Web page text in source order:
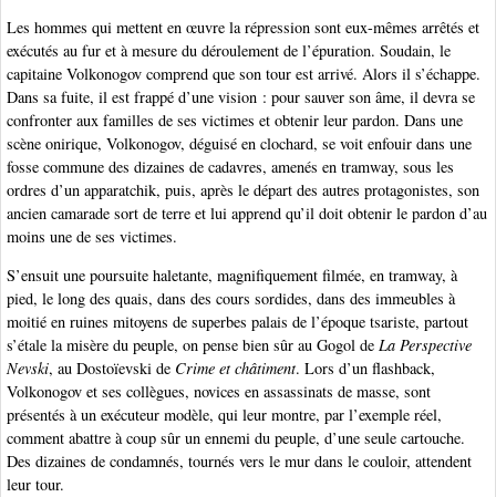
Les hommes qui mettent en œuvre la répression sont eux-mêmes arrêtés et
exécutés au fur et à mesure du déroulement de l’épuration. Soudain, le
capitaine Volkonogov comprend que son tour est arrivé. Alors il s’échappe.
Dans sa fuite, il est frappé d’une vision : pour sauver son âme, il devra se
confronter aux familles de ses victimes et obtenir leur pardon. Dans une
scène onirique, Volkonogov, déguisé en clochard, se voit enfouir dans une
fosse commune des dizaines de cadavres, amenés en tramway, sous les
ordres d’un apparatchik, puis, après le départ des autres protagonistes, son
ancien camarade sort de terre et lui apprend qu’il doit obtenir le pardon d’au
moins une de ses victimes.
S’ensuit une poursuite haletante, magnifiquement filmée, en tramway, à
pied, le long des quais, dans des cours sordides, dans des immeubles à
moitié en ruines mitoyens de superbes palais de l’époque tsariste, partout
s’étale la misère du peuple, on pense bien sûr au Gogol de La Perspective
Nevski, au Dostoïevski de Crime et châtiment. Lors d’un flashback,
Volkonogov et ses collègues, novices en assassinats de masse, sont
présentés à un exécuteur modèle, qui leur montre, par l’exemple réel,
comment abattre à coup sûr un ennemi du peuple, d’une seule cartouche.
Des dizaines de condamnés, tournés vers le mur dans le couloir, attendent
leur tour.